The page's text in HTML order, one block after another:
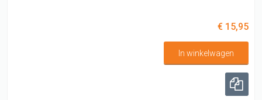
€ 15,95
In winkelwagen